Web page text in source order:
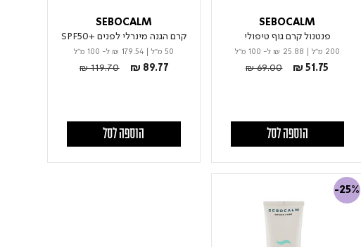
SEBOCALM
פנטנול קרם גוף טיפולי
200 מ"ל ₪ 25.88 ל- 100 מ"ל
₪ 51.75
Price reduced from
₪ 69.00
to
הוספה לסל
SEBOCALM
קרם הגנה מינרלי לפנים +SPF50
50 מ"ל |
₪ 179.54 ל- 100 מ"ל
₪ 89.77
Price reduced from
₪ 119.70
to
הוספה לסל
-25%